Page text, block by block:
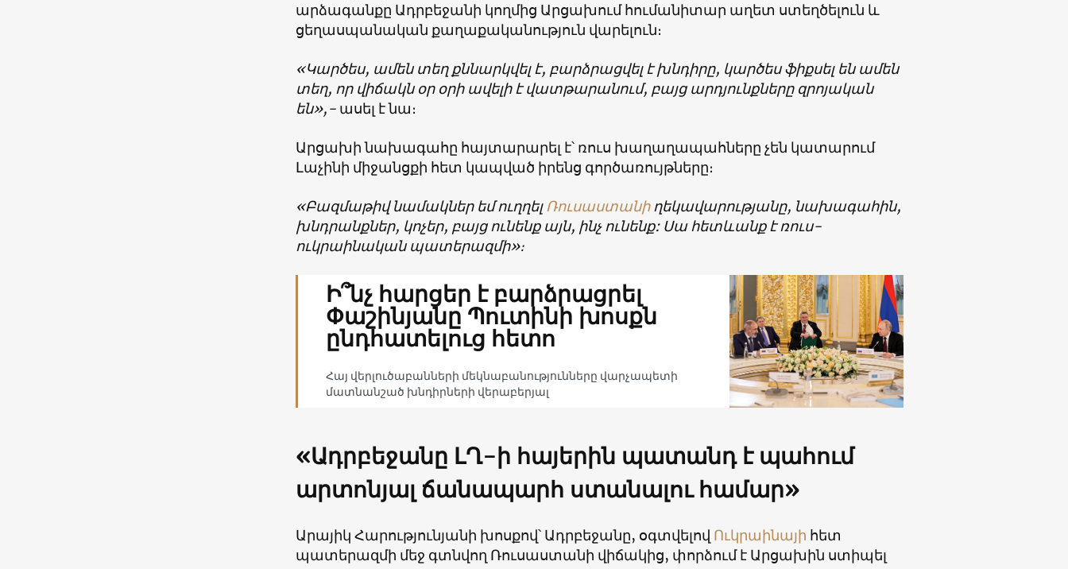
արձագանքը Ադրբեջանի կողմից Արցախում հումանիտար աղետ ստեղծելուն և
ցեղասպանական քաղաքականություն վարելուն։
«Կարծես, ամեն տեղ քննարկվել է, բարձրացվել է խնդիրը, կարծես ֆիքսել են ամեն
տեղ, որ վիճակն օր օրի ավելի է վատթարանում, բայց արդյունքները զրոյական
են»,- ասել է նա։
Արցախի նախագահը հայտարարել է՝ ռուս խաղաղապահները չեն կատարում
Լաչինի միջանցքի հետ կապված իրենց գործառույթները։
«Բազմաթիվ նամակներ եմ ուղղելՌուսաստանիղեկավարությանը, նախագահին,
խնդրանքներ, կոչեր, բայց ունենք այն, ինչ ունենք: Սա հետևանք է ռուս-
ուկրաինական պատերազմի»։
Ի՞նչ հարցեր է բարձրացրել
Փաշինյանը Պուտինի խոսքն
ընդհատելուց հետո
Հայ վերլուծաբանների մեկնաբանությունները վարչապետի
մատնանշած խնդիրների վերաբերյալ
«Ադրբեջանը ԼՂ-ի հայերին պատանդ է պահում
արտոնյալ ճանապարհ ստանալու համար»
Արայիկ Հարությունյանի խոսքով՝ Ադրբեջանը, օգտվելով Ուկրաինայի հետ
պատերազմի մեջ գտնվող Ռուսաստանի վիճակից, փորձում է Արցախին ստիպել